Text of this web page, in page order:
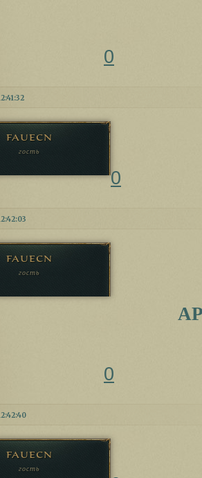
0
fauecn
гость
0
fauecn
гость
0
fauecn
гость